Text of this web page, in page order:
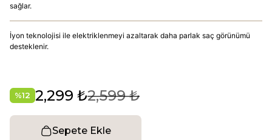
sağlar.
İyon teknolojisi ile elektriklenmeyi azaltarak daha parlak saç görünümü
desteklenir.
%12 2,299 ₺2,599 ₺
Sepete Ekle